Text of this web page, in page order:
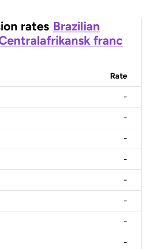
rates Brazilian
franc
Rate
-
-
-
-
-
-
-
-